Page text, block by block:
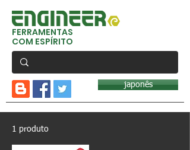
FERRAMENTAS
COM ESPÍRITO
japonês
1 produto